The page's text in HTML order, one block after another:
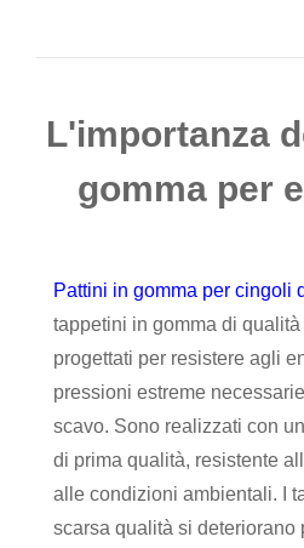
L'importanza
gomma per
Pattini in gomma per cingoli
tappetini in gomma di
progettati per resistere agli
pressioni estreme
scavo. Sono realizzati con
di prima qualità, resistente
alle condizioni ambientali. I
scarsa qualità si deteriorano